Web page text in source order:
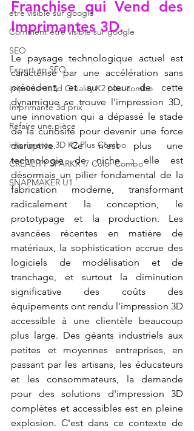
etre visible sur google
Comment etre visible sur google
SEO
Expert en SEO
imprimante3d Creality K2 plus combo
Imprimante 3d prix
Refaire une pièce
imprimante 3D K2 Plus Combo
CREALITY SPARKX i7 Color Combo
SNAPMAKER U1
Franchise qui Vend des
Imprimantes 3D.
Le paysage technologique actuel est
caractérisé par une accélération sans
précédent, et au cœur de cette
dynamique se trouve l'impression 3D,
une innovation qui a dépassé le stade
de la curiosité pour devenir une force
disruptive. Ce n'est plus une
technologie de niche ; elle est
désormais un pilier fondamental de la
fabrication moderne, transformant
radicalement la conception, le
prototypage et la production. Les
avancées récentes en matière de
matériaux, la sophistication accrue des
logiciels de modélisation et de
tranchage, et surtout la diminution
significative des coûts des
équipements ont rendu l'impression 3D
accessible à une clientèle beaucoup
plus large. Des géants industriels aux
petites et moyennes entreprises, en
passant par les artisans, les éducateurs
et les consommateurs, la demande
pour des solutions d'impression 3D
complètes et accessibles est en pleine
explosion. C'est dans ce contexte de